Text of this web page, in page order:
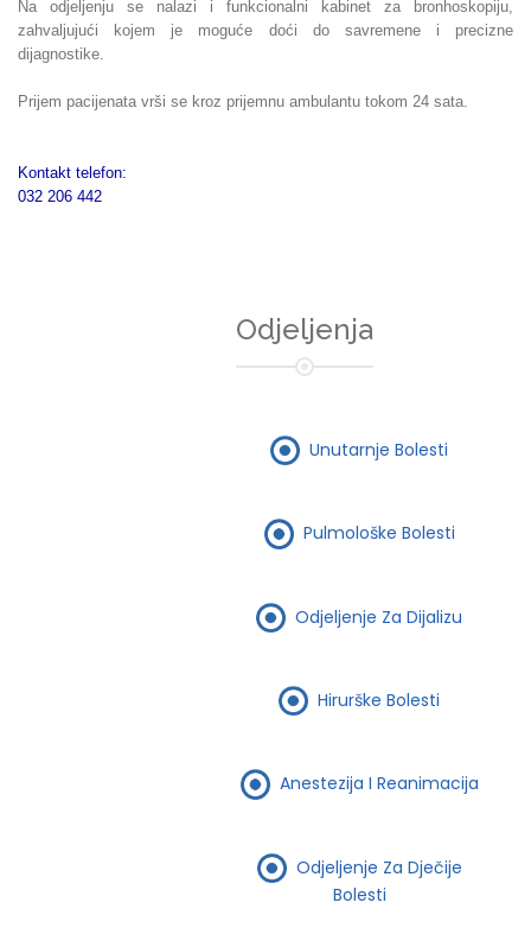
Na odjeljenju se nalazi i funkcionalni kabinet za bronhoskopiju,
zahvaljujući kojem je moguće doći do savremene i precizne
dijagnostike.
Prijem pacijenata vrši se kroz prijemnu ambulantu tokom 24 sata.
Kontakt telefon:
032 206 442
Odjeljenja
Unutarnje Bolesti
Pulmološke Bolesti
Odjeljenje Za Dijalizu
Hirurške Bolesti
Anestezija I Reanimacija
Odjeljenje Za Dječije
Bolesti